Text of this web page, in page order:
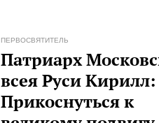
ПЕРВОСВЯТИТЕЛЬ
Патриарх
всея Руси Кирилл:
Прикоснуться к